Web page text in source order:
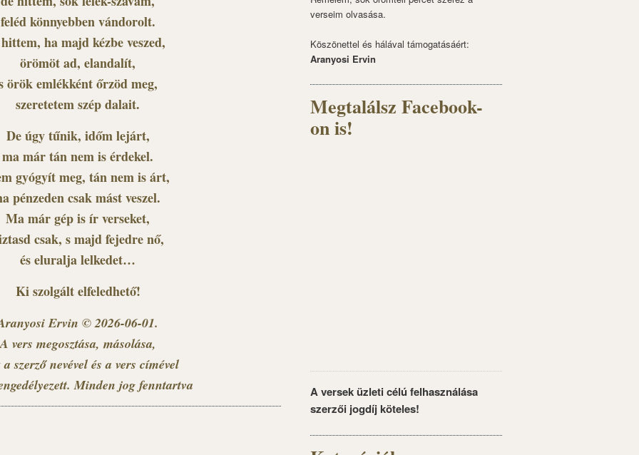
feléd könnyebben vándorolt.
ha majd kézbe veszed,
örömöt ad, elandalít,
örök emlékként őrzöd meg,
szeretetem szép dalait.
De úgy tűnik, időm lejárt,
ma már tán nem is érdekel.
gyógyít meg, tán nem is árt,
pénzeden csak mást veszel.
Ma már gép is ír verseket,
csak, s majd fejedre nő,
és eluralja lelkedet…
Ki szolgált elfeledhető!
Ervin © 2026-06-01.
A vers megosztása, másolása,
szerző nevével és a vers címével
Minden jog fenntartva
verseim olvasása.
Köszönettel és hálával támogatásáért:
Aranyosi Ervin
Megtalálsz Facebook-
on is!
A versek üzleti célú felhasználása
szerzői jogdíj köteles!